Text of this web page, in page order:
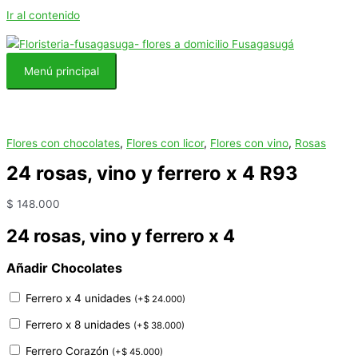
Ir al contenido
Menú principal
Flores con chocolates, Flores con licor, Flores con vino, Rosas
24 rosas, vino y ferrero x 4 R93
$ 148.000
24 rosas, vino y ferrero x 4
Añadir Chocolates
Ferrero x 4 unidades (+$ 24.000)
Ferrero x 8 unidades (+$ 38.000)
Ferrero Corazón (+$ 45.000)